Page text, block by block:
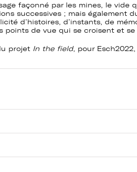
façonné par les mines, le vide
successives ; mais également
d’histoires, d’instants, de
de vue qui se croisent et
projet In the field, pour